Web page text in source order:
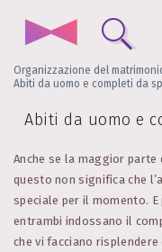
Organizzazione del
Abiti da uomo e completi da
Abiti da uomo e
Anche se la maggior
questo non significa che
speciale per il momento.
entrambi indossano il
che vi facciano